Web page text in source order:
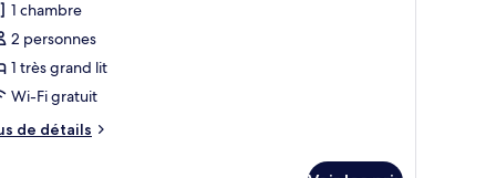
:
1 chambre
2 personnes
1 très grand lit
Wi-Fi gratuit
de détails